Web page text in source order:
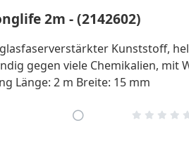
2m - (2142602)
Kunststoff,
gegen viele Chemikalien, mit
Länge: 2 m Breite: 15 mm